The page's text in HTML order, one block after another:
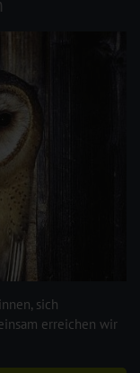
sich
erreichen wir